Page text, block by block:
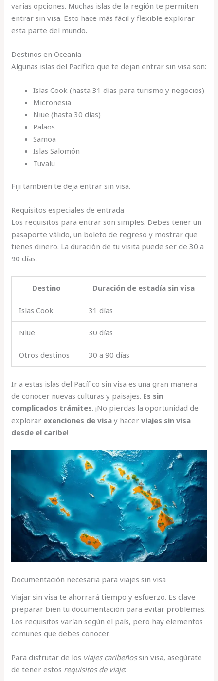
varias opciones. Muchas islas de la región te permiten
entrar sin visa. Esto hace más fácil y flexible explorar
esta parte del mundo.
Destinos en Oceanía
Algunas islas del Pacífico que te dejan entrar sin visa son:
Islas Cook (hasta 31 días para turismo y negocios)
Micronesia
Niue (hasta 30 días)
Palaos
Samoa
Islas Salomón
Tuvalu
Fiji también te deja entrar sin visa.
Requisitos especiales de entrada
Los requisitos para entrar son simples. Debes tener un
pasaporte válido, un boleto de regreso y mostrar que
tienes dinero. La duración de tu visita puede ser de 30 a
90 días.
Destino Duración de estadía sin visa
Islas Cook 31 días
Niue 30 días
Otros destinos 30 a 90 días
Ir a estas islas del Pacífico sin visa es una gran manera
de conocer nuevas culturas y paisajes. Es sin
complicados trámites. ¡No pierdas la oportunidad de
explorar exenciones de visa y hacerviajes sin visa
desde el caribe!
Documentación necesaria para viajes sin visa
Viajar sin visa te ahorrará tiempo y esfuerzo. Es clave
preparar bien tu documentación para evitar problemas.
Los requisitos varían según el país, pero hay elementos
comunes que debes conocer.
Para disfrutar de los viajes caribeñossin visa, asegúrate
de tener estos requisitos de viaje: